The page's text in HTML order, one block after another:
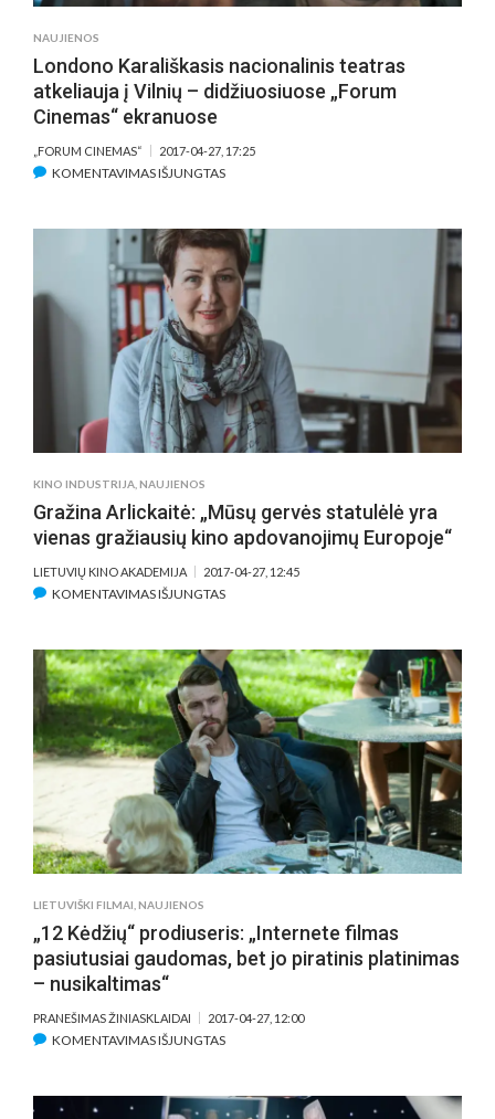
NAUJIENOS
Londono Karališkasis nacionalinis teatras
atkeliauja į Vilnių – didžiuosiuose „Forum
Cinemas“ ekranuose
„FORUM CINEMAS“ 2017-04-27, 17:25
KOMENTAVIMAS IŠJUNGTASĮRAŠE
NACIONALINIS
TEATRAS
ATKELIAUJA
Į
VILNIŲ
–
DIDŽIUOSIUOSE
„FORUM
CINEMAS“
EKRANUOSE
KINO INDUSTRIJA NAUJIENOS
Gražina Arlickaitė: „Mūsų gervės statulėlė yra
vienas gražiausių kino apdovanojimų Europoje“
LIETUVIŲ KINO AKADEMIJA 2017-04-27, 12:45
KOMENTAVIMAS IŠJUNGTASĮRAŠE
„MŪSŲ
GERVĖS
STATULĖLĖ
YRA
VIENAS
GRAŽIAUSIŲ
KINO
APDOVANOJIMŲ
EUROPOJE“
LIETUVIŠKI FILMAI NAUJIENOS
„12 Kėdžių“ prodiuseris: „Internete filmas
pasiutusiai gaudomas, bet jo piratinis platinimas
– nusikaltimas“
PRANEŠIMAS ŽINIASKLAIDAI 2017-04-27, 12:00
KOMENTAVIMAS IŠJUNGTASĮRAŠE
PRODIUSERIS: